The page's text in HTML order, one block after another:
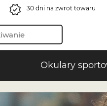
30 dni na zwrot towaru
Okulary